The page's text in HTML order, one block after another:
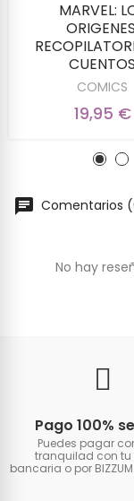
MARVEL:
CUENTOS
COMICS
19,95 €
Comentarios
No hay
Pago 100%
Puedes pagar
tranquilad con tu
bancaria o por